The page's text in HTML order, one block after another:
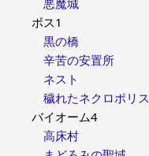
ボス1
黒の橋
辛苦の安置所
ネスト
穢れたネクロポリス
バイオーム4
高床村